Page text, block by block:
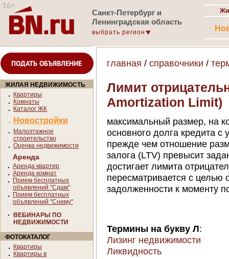
Санкт-Петербург и
Ленинградская область
выбрать регион
ПОДАТЬ ОБЪЯВЛЕНИЕ
ЖИЛАЯ НЕДВИЖИМОСТЬ
Квартиры
Комнаты
Каталог ЖК
Новостройки
Малоэтажное
строительство
Оценка недвижимости
Аренда
Аренда квартир
Аренда комнат
Прием бесплатных
объявлений "Сдам"
Прием бесплатных
объявлений "Сниму"
ВЕБИНАРЫ ПО
НЕДВИЖИМОСТИ
ФОТОКАТАЛОГ
Квартиры
Квартиры в
главная / справочники /
Лимит
Amortization Limit)
максимальный размер, на
основного долга кредита с
прежде чем отношение
залога (LTV) превысит
достигает лимита
пересматривается с
задолженности к моменту
Термины на букву Л:
Лизинг недвижимости
Ликвидность